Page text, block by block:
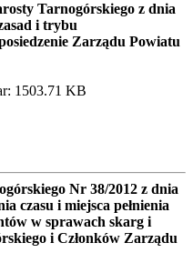
Tarnogórskiego z dnia
i trybu
Zarządu Powiatu
1503.71 KB
Nr 38/2012 z dnia
czasu i miejsca pełnienia
w sprawach skarg i
i Członków Zarządu